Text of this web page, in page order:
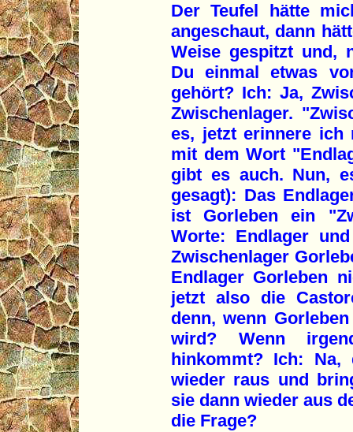
Der Teufel hätte
angeschaut, dann
Weise gespitzt und,
Du einmal etwas
gehört? Ich: Ja,
Zwischenlager.
es, jetzt erinnere ich
mit dem Wort
gibt es auch. Nun,
gesagt): Das
ist Gorleben ein
Worte: Endlager
Zwischenlager
Endlager Gorleben
jetzt also die
denn, wenn
wird? Wenn
hinkommt? Ich:
wieder raus und
sie dann wieder aus
die Frage?